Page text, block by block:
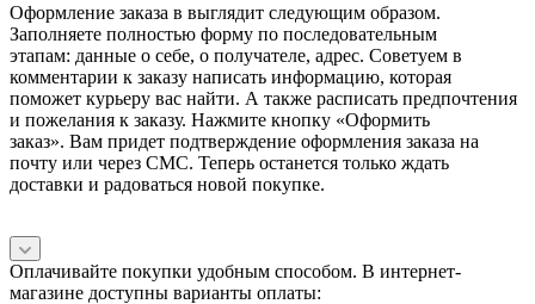
Оформление заказа в выглядит следующим образом.
Заполняете полностью форму по последовательным
этапам: данные о себе, о получателе, адрес. Советуем в
комментарии к заказу написать информацию, которая
поможет курьеру вас найти. А также расписать предпочтения
и пожелания к заказу. Нажмите кнопку «Оформить
заказ». Вам придет подтверждение оформления заказа на
почту или через СМС. Теперь останется только ждать
доставки и радоваться новой покупке.
Оплачивайте покупки удобным способом. В интернет-
магазине доступны варианты оплаты: